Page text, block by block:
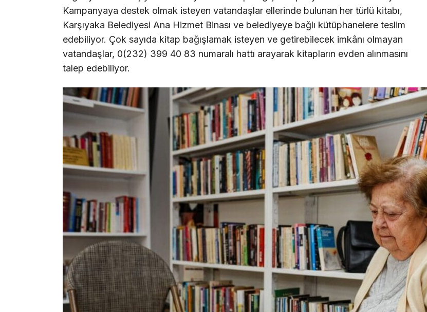
Kampanyaya destek olmak isteyen vatandaşlar ellerinde bulunan her türlü kitabı,
Karşıyaka Belediyesi Ana Hizmet Binası ve belediyeye bağlı kütüphanelere teslim
edebiliyor. Çok sayıda kitap bağışlamak isteyen ve getirebilecek imkânı olmayan
vatandaşlar, 0(232) 399 40 83 numaralı hattı arayarak kitapların evden alınmasını
talep edebiliyor.